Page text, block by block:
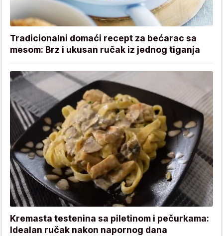
Tradicionalni domaći recept za bećarac sa
mesom: Brz i ukusan ručak iz jednog tiganja
Kremasta testenina sa piletinom i pečurkama:
Idealan ručak nakon napornog dana